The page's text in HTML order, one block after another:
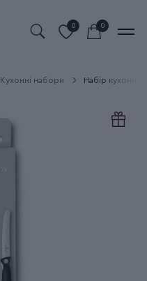
0 0
Кухонні набори Набір